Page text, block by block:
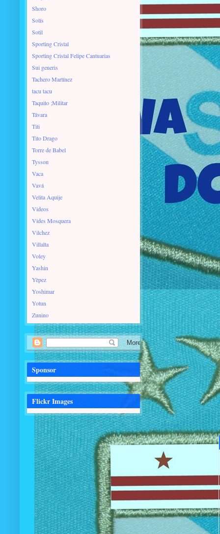
Shoro
Solís
Sotil
Sporting Cristal
Sporting Cristal Felipe Cantuarias
Sui generis
Tachero Martínez
tacu tacu
Taquito ;Militar
Távara
Titi
Tito Drago
Torre de Babel
Tysson
Vaca
Vavá
Velita Aquije
Videos
Vides Mosquera
Vilchez
Villalta
Voley
Yashin
Yèpez
Yoshimar
Yotun
Zunino
Sponsor
Flickr Images